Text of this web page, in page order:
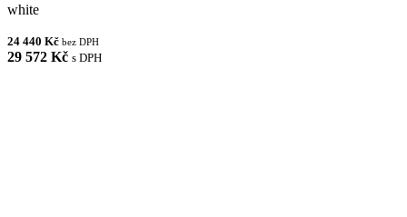
white
24 440 Kč bez DPH
29 572 Kč s DPH